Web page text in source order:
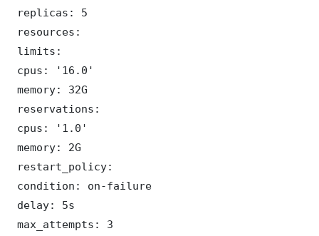
replicas: 5
resources:
limits:
cpus: '16.0'
memory: 32G
reservations:
cpus: '1.0'
memory: 2G
restart_policy:
condition: on-failure
delay: 5s
max_attempts: 3